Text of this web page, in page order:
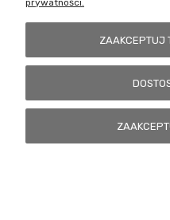
prywatności.
ZAAKCEPTUJ